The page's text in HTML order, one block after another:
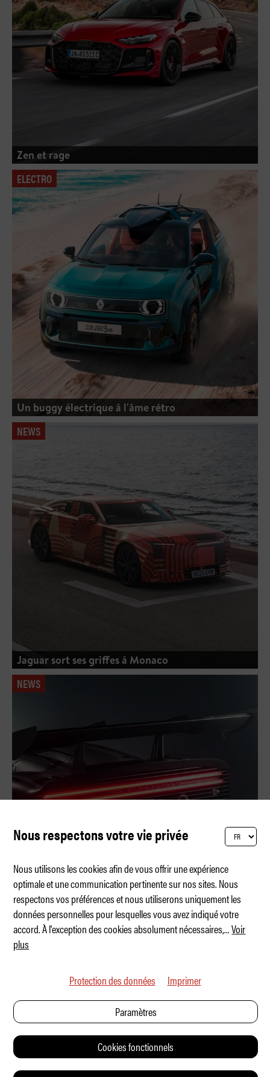
Zen et rage
ELECTRO
Un buggy électrique à l'âme rétro
NEWS
Jaguar sort ses griffes à Monaco
NEWS
Genesis dévoile son nouveau supervolcan
Nous respectons votre vie privée
Nous utilisons les cookies afin de vous offrir une expérience
optimale et une communication pertinente sur nos sites. Nous
respectons vos préférences et nous utiliserons uniquement les
données personnelles pour lesquelles vous avez indiqué votre
accord. À l'exception des cookies absolument nécessaires,...Voir
plus
Protection des données Imprimer
Paramètres
Cookies fonctionnels